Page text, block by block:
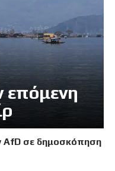
επόμενη
AfD σε δημοσκόπηση